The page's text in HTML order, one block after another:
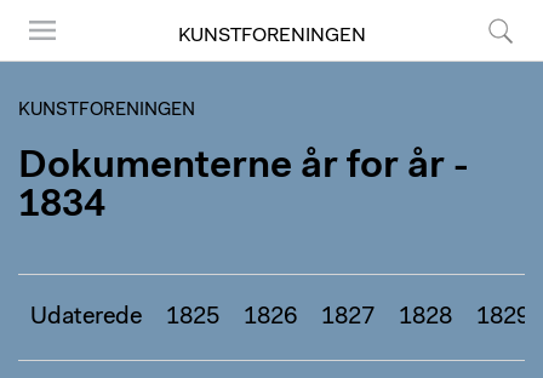
KUNSTFORENINGEN
KUNSTFORENINGEN
Dokumenterne år for år -
1834
Udaterede 1825 1826 1827 1828 1829